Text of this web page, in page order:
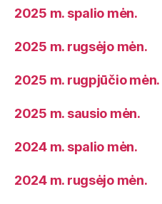
2025 m. spalio mėn.
2025 m. rugsėjo mėn.
2025 m. rugpjūčio mėn.
2025 m. sausio mėn.
2024 m. spalio mėn.
2024 m. rugsėjo mėn.